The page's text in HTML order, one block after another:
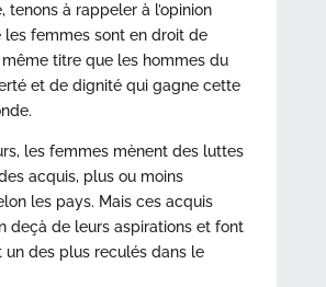
tenons à rappeler à l’opinion
les femmes sont en droit de
même titre que les hommes du
et de dignité qui gagne cette
les femmes mènent des luttes
acquis, plus ou moins
les pays. Mais ces acquis
deçà de leurs aspirations et font
un des plus reculés dans le